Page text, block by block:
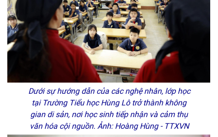
Dưới sự hướng dẫn của các nghệ nhân, lớp học
tại Trường Tiểu học Hùng Lô trở thành không
gian di sản, nơi học sinh tiếp nhận và cảm thụ
văn hóa cội nguồn. Ảnh: Hoàng Hùng - TTXVN